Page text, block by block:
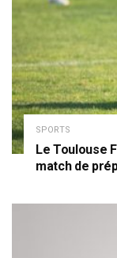
SPORTS
Le Toulouse
match de